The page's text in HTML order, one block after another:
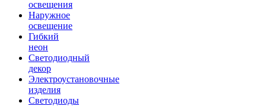
освещения
Наружное
освещение
Гибкий
неон
Светодиодный
декор
Электроустановочные
изделия
Светодиоды